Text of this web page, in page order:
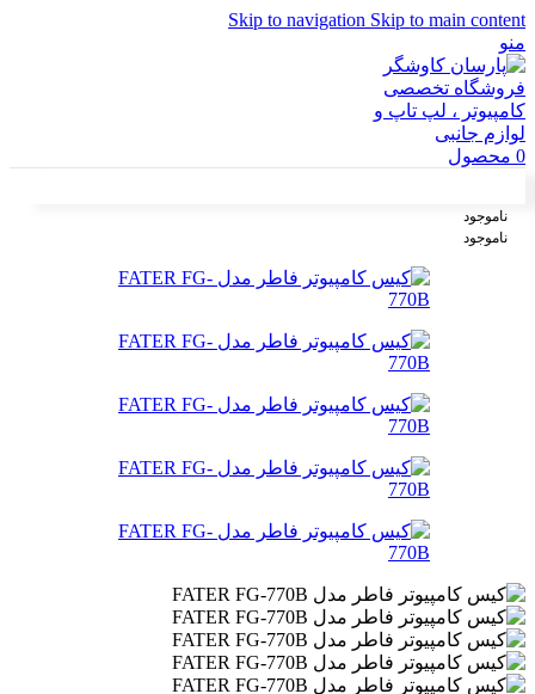
Skip to navigation Skip to main content
منو
0 محصول
ناموجود
ناموجود